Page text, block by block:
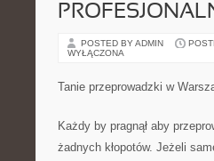
POSTED BY ADMIN
WYŁĄCZONA
Tanie przeprowadzki w
Każdy by pragnął aby
żadnych kłopotów. Jeżeli